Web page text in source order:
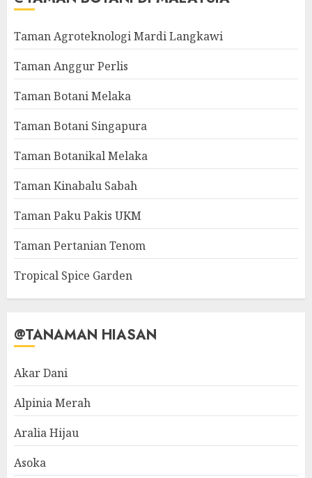
Taman Agroteknologi Mardi Langkawi
Taman Anggur Perlis
Taman Botani Melaka
Taman Botani Singapura
Taman Botanikal Melaka
Taman Kinabalu Sabah
Taman Paku Pakis UKM
Taman Pertanian Tenom
Tropical Spice Garden
@TANAMAN HIASAN
Akar Dani
Alpinia Merah
Aralia Hijau
Asoka